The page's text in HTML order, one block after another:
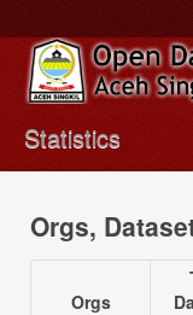
Datasets
Organizations
Groups
About
Statistics
Orgs,
Orgs